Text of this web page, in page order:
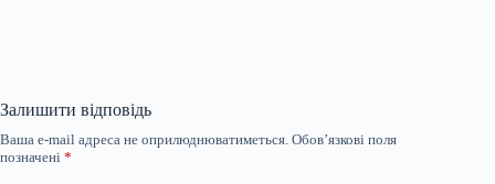
Залишити відповідь
Ваша e-mail адреса не оприлюднюватиметься. Обов’язкові поля
позначені *